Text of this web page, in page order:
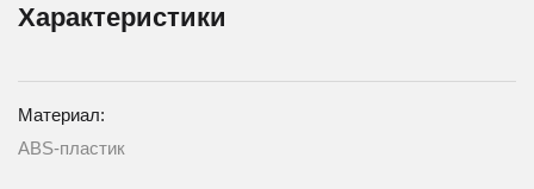
Характеристики
Материал:
ABS-пластик